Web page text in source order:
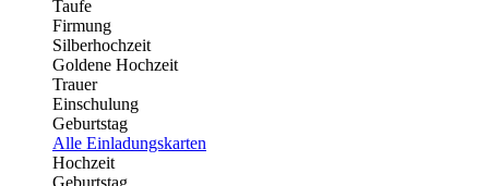
Taufe
Firmung
Silberhochzeit
Goldene Hochzeit
Trauer
Einschulung
Geburtstag
Alle Einladungskarten
Hochzeit
Geburtstag